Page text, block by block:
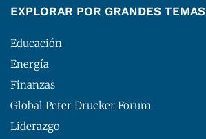
EXPLORAR POR GRANDES TEMAS
Educación
Energía
Finanzas
Global Peter Drucker Forum
Liderazgo